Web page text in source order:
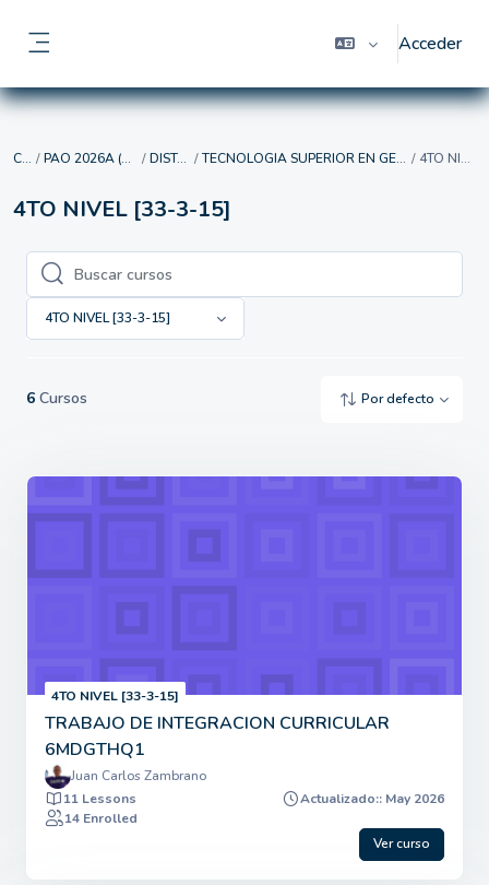
Acceder
Cursos PAO 2026A (MAYO-SEPTIEMBRE) DISTANCIA [15] TECNOLOGIA SUPERIOR EN GESTION DEL TALENTO HUMANO [3-15] 4TO NIVEL [33-3-15]
4TO NIVEL [33-3-15]
Buscar cursos
Buscar cursos
4TO NIVEL [33-3-15]
6 Cursos Por defecto
4TO NIVEL [33-3-15]
TRABAJO DE INTEGRACION CURRICULAR
6MDGTHQ1
Juan Carlos Zambrano
11 Lessons
Actualizado:: May 2026
14 Enrolled
Ver curso